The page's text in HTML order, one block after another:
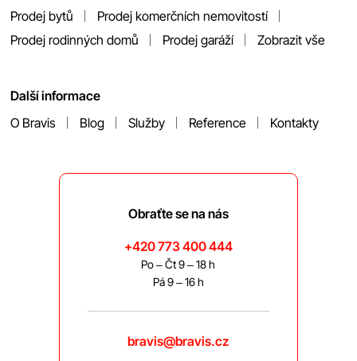
Prodej bytů
Prodej komerčních nemovitostí
Prodej rodinných domů
Prodej garáží Zobrazit vše
Další informace
O Bravis
Blog Služby Reference Kontakty
Obraťte se na nás
+420 773 400 444
Po – Čt 9 – 18 h
Pá 9 – 16 h
bravis@bravis.cz